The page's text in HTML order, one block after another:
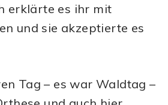
erklärte es ihr mit
und sie akzeptierte es
Tag – es war Waldtag –